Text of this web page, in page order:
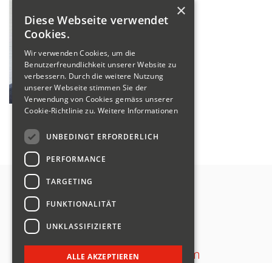
Sabine Zbinden
Panoramastrasse 4
8757 Filzbach
info@swiss-sliding.com
×
Diese Webseite verwendet
Cookies.
Wir verwenden Cookies, um die
Benutzerfreundlichkeit unserer Website zu
verbessern. Durch die weitere Nutzung
unserer Webseite stimmen Sie der
Verwendung von Cookies gemäss unserer
Cookie-Richtlinie zu. Weitere Informationen
UNBEDINGT ERFORDERLICH
PERFORMANCE
TARGETING
FUNKTIONALITÄT
UNKLASSIFIZIERTE
ALLE AKZEPTIEREN